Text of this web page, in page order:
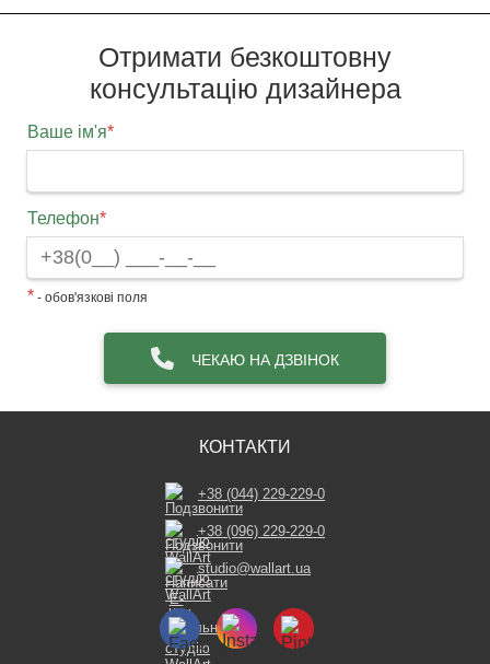
Отримати безкоштовну
консультацію дизайнера
Ваше ім'я*
Телефон*
* - обов'язкові поля
ЧЕКАЮ НА ДЗВІНОК
КОНТАКТИ
+38 (044) 229-229-0
+38 (096) 229-229-0
studio@wallart.ua